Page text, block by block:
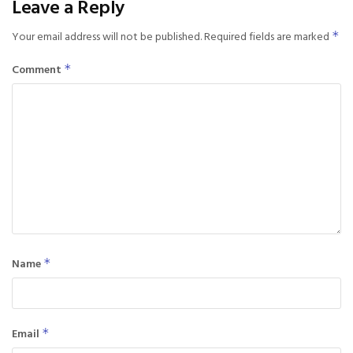
Leave a Reply
Your email address will not be published.Required fields are marked *
Comment *
Name *
Email *